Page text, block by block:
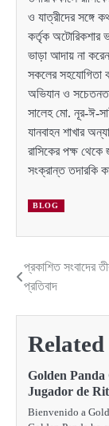
ও যাত্রীদের সঙ্গে
কর্তৃক অটোরিকশার
ভাড়া আদায় না করেন
সকলের সহযোগিতা
অভিযান ও
সালেহ মো. নূর-ঈ-
যানবাহন শাখার
রাসিকের পক্ষ থেকে
সংক্রান্ত তদারকি
BLOG
Post
navigation
প্রকাশিত সংবাদের
প্রতিবাদ
Related
Golden Panda
Jugador de
Bienvenido a